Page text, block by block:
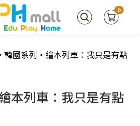
0
韓國系列‧繪本列車：我只是有點
本列車：我只是有點